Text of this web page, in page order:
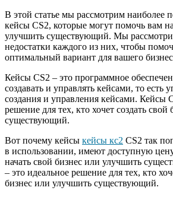
В этой статье мы рассмотрим наиболее
кейсы CS2, которые могут помочь вам
улучшить существующий. Мы
недостатки каждого из них, чтобы
оптимальный вариант для вашего
Кейсы CS2 – это программное
создавать и управлять кейсами, то есть
создания и управления кейсами. Кейсы
решение для тех, кто хочет создать
существующий.
Вот почему кейсы кейсы кс2 CS2 так
в использовании, имеют доступную
начать свой бизнес или улучшить
– это идеальное решение для тех, кто
бизнес или улучшить существующий.